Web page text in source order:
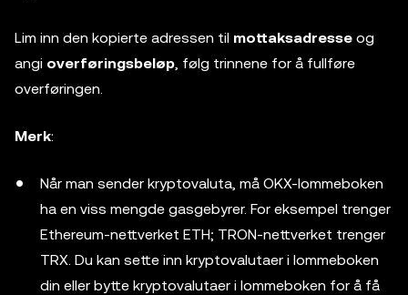
Lim inn den kopierte adressen til mottaksadresse og
angi overføringsbeløp, følg trinnene for å fullføre
overføringen.
Merk:
Når man sender kryptovaluta, må OKX-lommeboken
ha en viss mengde gasgebyrer. For eksempel trenger
Ethereum-nettverket ETH; TRON-nettverket trenger
TRX. Du kan sette inn kryptovalutaer i lommeboken
din eller bytte kryptovalutaer i lommeboken for å få